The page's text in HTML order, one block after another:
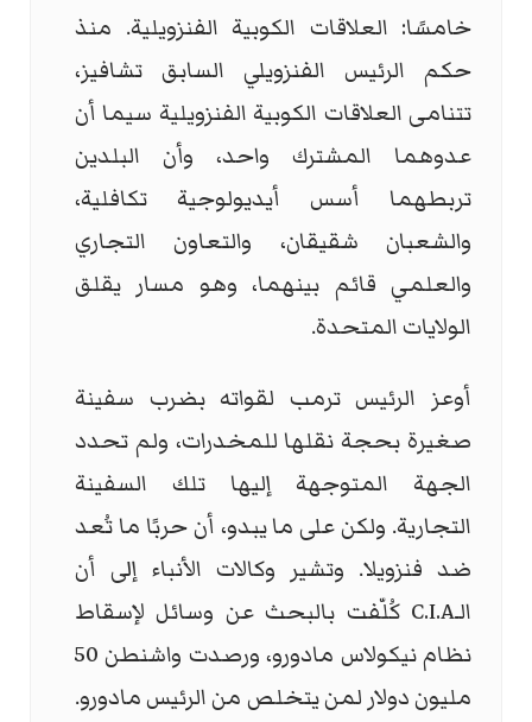
خامسًا: العلاقات الكوبية الفنزويلية. منذ
حكم الرئيس الفنزويلي السابق تشافيز،
تتنامى العلاقات الكوبية الفنزويلية سيما أن
عدوهما المشترك واحد، وأن البلدين
تربطهما أسس أيديولوجية تكافلية،
والشعبان شقيقان، والتعاون التجاري
والعلمي قائم بينهما، وهو مسار يقلق
الولايات المتحدة.
أوعز الرئيس ترمب لقواته بضرب سفينة
صغيرة بحجة نقلها للمخدرات، ولم تحدد
الجهة المتوجهة إليها تلك السفينة
التجارية. ولكن على ما يبدو، أن حربًا ما تُعد
ضد فنزويلا. وتشير وكالات الأنباء إلى أن
الـC.I.A كُلّفت بالبحث عن وسائل لإسقاط
نظام نيكولاس مادورو، ورصدت واشنطن 50
مليون دولار لمن يتخلص من الرئيس مادورو.